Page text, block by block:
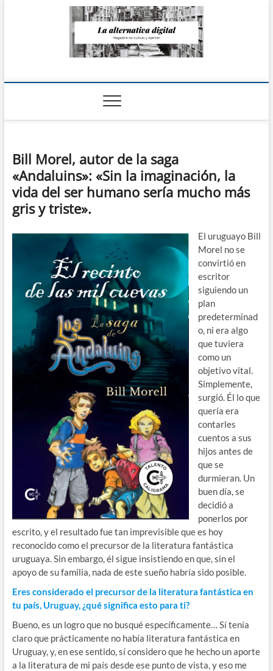
La Alternativa
Bill Morel, autor de la saga
«Andaluins»: «Sin la imaginación, la
vida del ser humano sería mucho más
gris y triste».
El uruguayo Bill
Morel no se
convirtió en
escritor
siguiendo un
plan
predeterminad
o, ni era algo
que tuviera
como un
objetivo vital.
Simplemente,
surgió. Él lo que
quería era
contarles
cuentos a sus
hijos antes de
que se
durmieran. Un
buen día, se
decidió a
ponerlos por
escrito, y el resultado fue tan imprevisible que es hoy
reconocido como el precursor de la literatura fantástica
uruguaya. Sin embargo, él sigue insistiendo en que, sin el
apoyo de su familia, nada de este sueño habría sido posible.
Eres considerado el precursor de la literatura fantástica en
tu país, Uruguay, ¿qué significa esto para ti?
Bueno, es un logro que no busqué específicamente… Sí tenía
claro que prácticamente no había literatura fantástica en
Uruguay, y, en ese sentido, sí considero que he hecho un aporte
a la literatura de mi país desde ese punto de vista, y eso me